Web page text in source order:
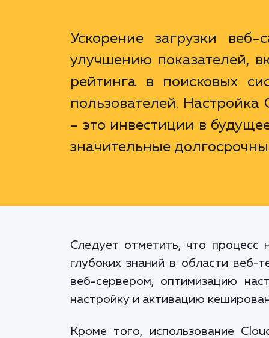
Ускорение загрузки
улучшению показателей,
рейтинга в поисковых
пользователей.
- это инвестиции в
значительные
Следует отметить, что процесс
глубоких знаний в области веб-
веб-сервером, оптимизацию
настройку и активацию
Кроме того, использование